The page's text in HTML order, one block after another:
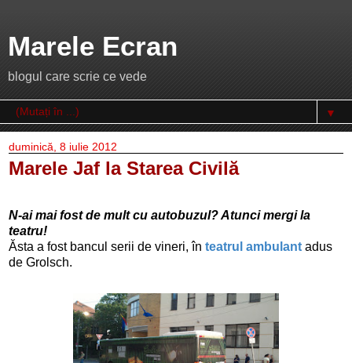
Marele Ecran
blogul care scrie ce vede
▼
duminică, 8 iulie 2012
Marele Jaf la Starea Civilă
N-ai mai fost de mult cu autobuzul? Atunci mergi la
teatru!
Ăsta a fost bancul serii de vineri, în teatrul ambulant adus
de Grolsch.